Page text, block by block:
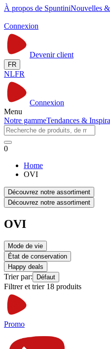
À propos de SpuntiniNouvelles
Connexion
Devenir client
FR
NLFR
Connexion
Menu
Notre gammeTendances &
0
Home
OVI
Découvrez notre assortiment
Découvrez notre assortiment
OVI
Mode de vie
État de conservation
Happy deals
Trier par: Défaut
Filtrer et trier 18 produits
Promo